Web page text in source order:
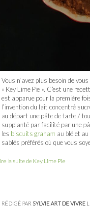
Vous n’avez plus besoin de
« Key Lime Pie ». C’est une
est apparue pour la première
l’invention du lait concentré
au départ une pâte de tarte /
supplanté par facilité par une
les biscuits graham au blé et
sablés préférés où que vous
la suite de Key Lime Pie
RÉDIGÉ PAR SYLVIE ART DE VIVRE